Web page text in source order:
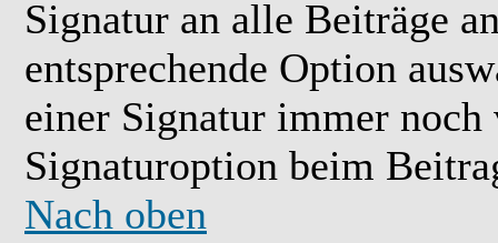
Signatur an alle Beiträge
entsprechende Option
einer Signatur immer
Signaturoption beim
Nach oben